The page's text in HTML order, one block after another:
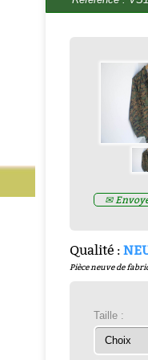
✉
Qualité :
Pièce neuve de
Taille :
ALLIES DE
par francois
ZND300022